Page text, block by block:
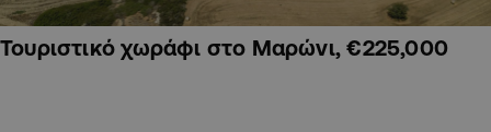
Τουριστικό χωράφι στο Μαρώνι, €225,000